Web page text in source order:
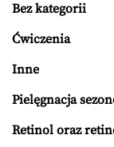
Bez kategorii
Ćwiczenia
Inne
Pielęgnacja
Retinol oraz